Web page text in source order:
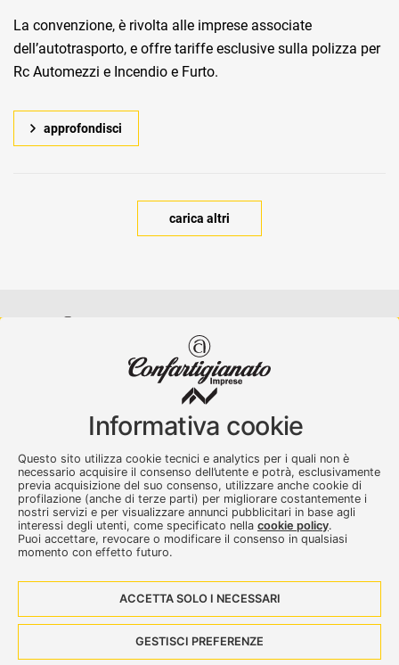
La convenzione, è rivolta alle imprese associate
dell’autotrasporto, e offre tariffe esclusive sulla polizza per
Rc Automezzi e Incendio e Furto.
approfondisci
carica altri
Confartigianato Imprese Varese
0332 256111-Fax. 0332 256200
artser@artser.it
© 2020 – 2026 - Confartigianato Imprese Varese - P.IVA
00449700129
Informativa cookie
Questo sito utilizza cookie tecnici e analytics per i quali non è
necessario acquisire il consenso dell’utente e potrà, esclusivamente
previa acquisizione del suo consenso, utilizzare anche cookie di
profilazione (anche di terze parti) per migliorare costantemente i
nostri servizi e per visualizzare annunci pubblicitari in base agli
interessi degli utenti, come specificato nella cookie policy.
Puoi accettare, revocare o modificare il consenso in qualsiasi
momento con effetto futuro.
ACCETTA SOLO I NECESSARI
GESTISCI PREFERENZE